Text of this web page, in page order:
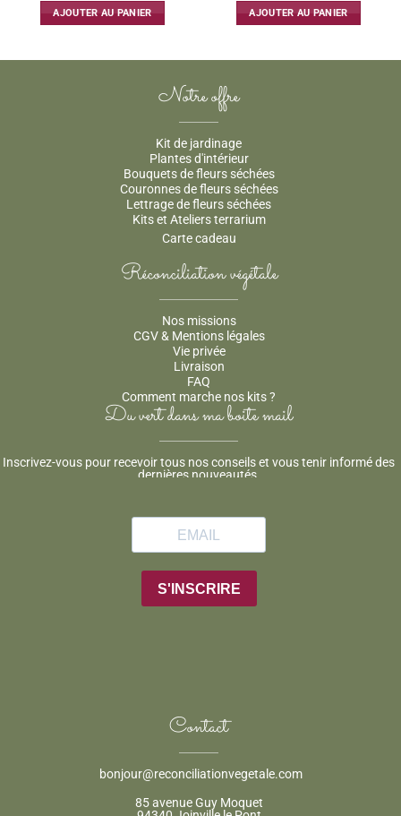
AJOUTER AU PANIER AJOUTER AU PANIER
Notre offre
Kit de jardinage
Plantes d'intérieur
Bouquets de fleurs séchées
Couronnes de fleurs séchées
Lettrage de fleurs séchées
Kits et Ateliers terrarium
Carte cadeau
Réconciliation végétale
Nos missions
CGV & Mentions légales
Vie privée
Livraison
FAQ
Comment marche nos kits ?
Du vert dans ma boite mail
Inscrivez-vous pour recevoir tous nos conseils et vous tenir informé des
dernières nouveautés.
Contact
bonjour@reconciliationvegetale.com
85 avenue Guy Moquet